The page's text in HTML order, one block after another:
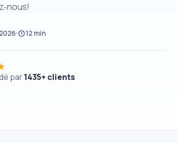
12 min
par1435+ clients